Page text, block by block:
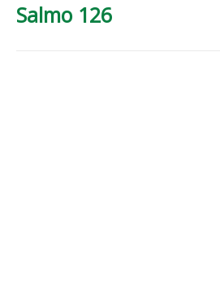
Salmo 126